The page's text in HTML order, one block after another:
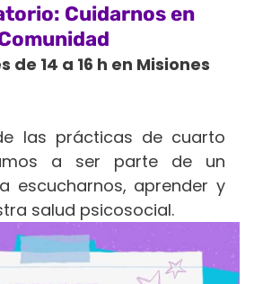
Cuidarnos en
de 14 a 16 h en Misiones
las prácticas de cuarto
a ser parte de un
escucharnos, aprender y
salud psicosocial.